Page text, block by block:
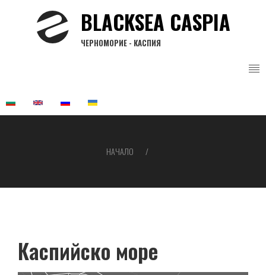
BLACKSEA CASPIA
ЧЕРНОМОРИЕ - КАСПИЯ
НАЧАЛО
Каспийско море